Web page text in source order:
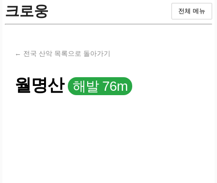
크로웅 전체 메뉴
← 전국 산악 목록으로 돌아가기
월명산 해발 76m